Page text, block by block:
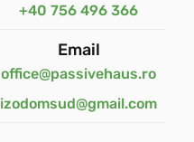
+40 756 496 366
Email
office@passivehaus.ro
izodomsud@gmail.com